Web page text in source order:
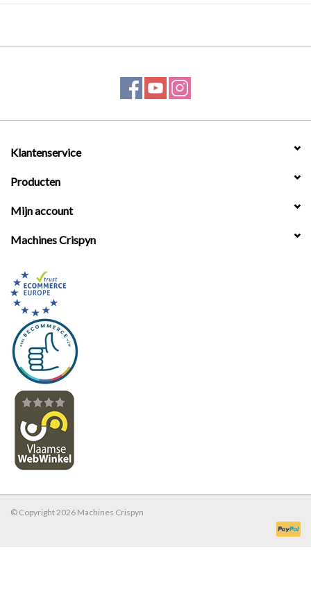
Klantenservice
Producten
Mijn account
Machines Crispyn
© Copyright 2026 Machines Crispyn